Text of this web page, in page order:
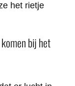
het rietje
bij het